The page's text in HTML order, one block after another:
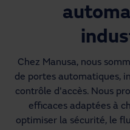
Blog
À propos de nous
FR
+34 93 591 57 00
Chez Manusa, nous
de portes automatiques,
contrôle d'accès. Nous
efficaces adaptées à
optimiser la sécurité, le